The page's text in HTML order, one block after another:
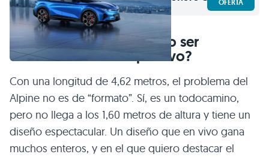
OFERTA
¿Puede un coche eléctrico ser
verdaderamente deportivo?
Con una longitud de 4,62 metros, el problema del
Alpine no es de “formato”. Sí, es un todocamino,
pero no llega a los 1,60 metros de altura y tiene un
diseño espectacular. Un diseño que en vivo gana
muchos enteros, y en el que quiero destacar el